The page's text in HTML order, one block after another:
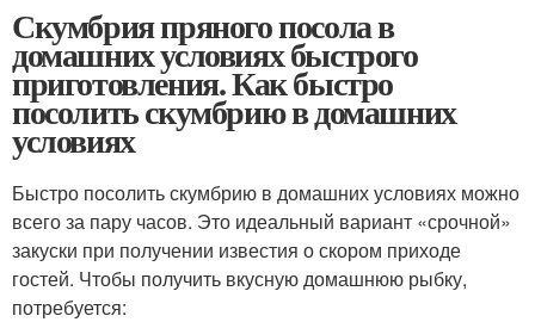
Скумбрия пряного посола в
домашних условиях быстрого
приготовления. Как быстро
посолить скумбрию в домашних
условиях
Быстро посолить скумбрию в домашних условиях можно
всего за пару часов. Это идеальный вариант «срочной»
закуски при получении известия о скором приходе
гостей. Чтобы получить вкусную домашнюю рыбку,
потребуется: